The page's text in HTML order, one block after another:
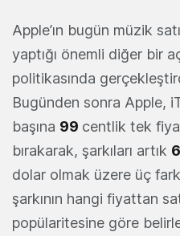
Apple’ın bugün müzik
yaptığı önemli diğer bir
politikasında
Bugünden sonra Apple,
başına 99 centlik tek
bırakarak, şarkıları artık
dolar olmak üzere üç
şarkının hangi fiyattan
popülaritesine göre